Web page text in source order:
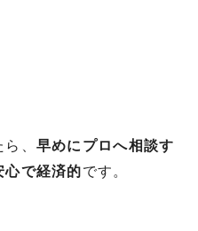
、 早めにプロへ相談す
心で経済的です。